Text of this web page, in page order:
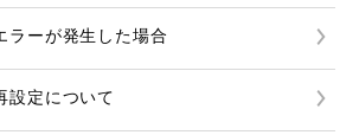
ラーが発生した場合
設定について